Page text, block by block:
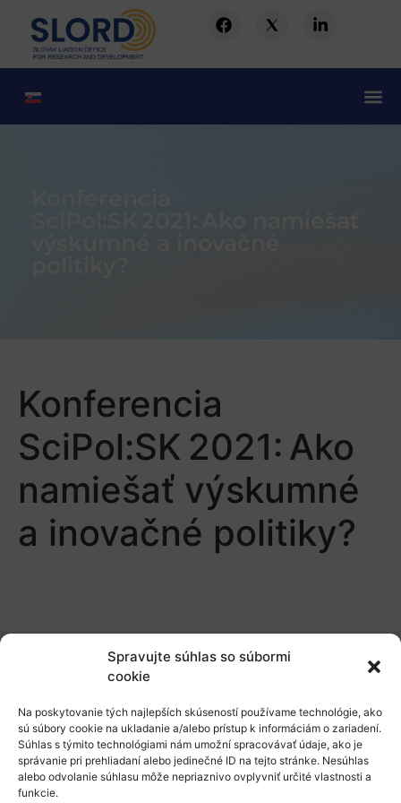
Spravujte súhlas so súbormi
cookie
Na poskytovanie tých najlepších skúseností používame technológie, ako
sú súbory cookie na ukladanie a/alebo prístup k informáciám o zariadení.
Súhlas s týmito technológiami nám umožní spracovávať údaje, ako je
správanie pri prehliadaní alebo jedinečné ID na tejto stránke. Nesúhlas
alebo odvolanie súhlasu môže nepriaznivo ovplyvniť určité vlastnosti a
funkcie.
Konferencia
SciPol:SK 2021: Ako
namiešať výskumné
a inovačné politiky?
Naše služby
Financovanie a podpora
Stáže a pobyty